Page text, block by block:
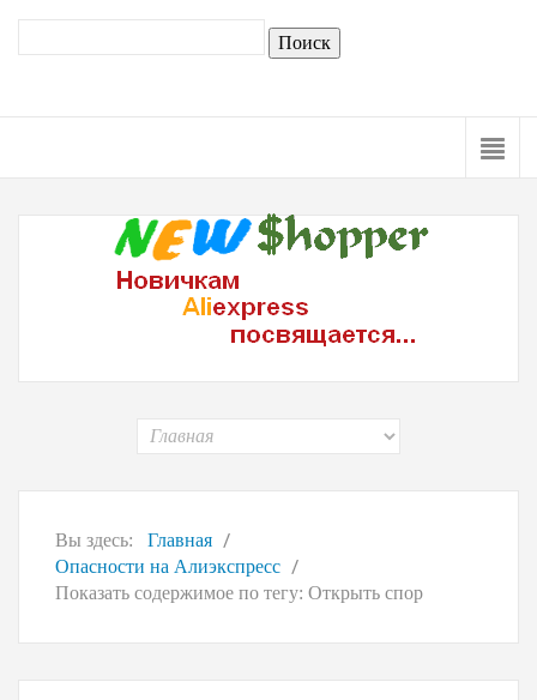
Вы здесь:
Главная
Опасности на Алиэкспресс
Показать содержимое по тегу: Открыть спор